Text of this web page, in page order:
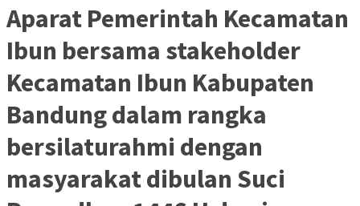
Aparat Pemerintah Kecamatan
Ibun bersama stakeholder
Kecamatan Ibun Kabupaten
Bandung dalam rangka
bersilaturahmi dengan
masyarakat dibulan Suci